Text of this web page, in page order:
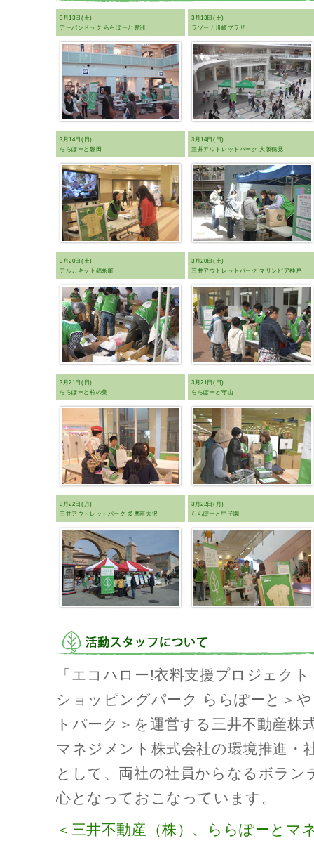
3月13日(土)
アーバンドック ららぽーと豊洲
3月13日(土)
ラゾーナ川崎プラザ
3月14日(日)
ららぽーと磐田
3月14日(日)
三井アウトレットパーク 大阪鶴見
3月20日(土)
アルカキット錦糸町
3月20日(土)
三井アウトレットパーク マリンピア神戸
3月21日(日)
ららぽーと柏の葉
3月21日(日)
ららぽーと守山
3月22日(月)
三井アウトレットパーク 多摩南大沢
3月22日(月)
ららぽーと甲子園
「エコハロー!衣料支援プロジェク
ショッピングパーク ららぽーと＞
トパーク＞を運営する三井不動産株
マネジメント株式会社の環境推進・
として、両社の社員からなるボラン
心となっておこなっています。
＜三井不動産（株）、ららぽーとマ